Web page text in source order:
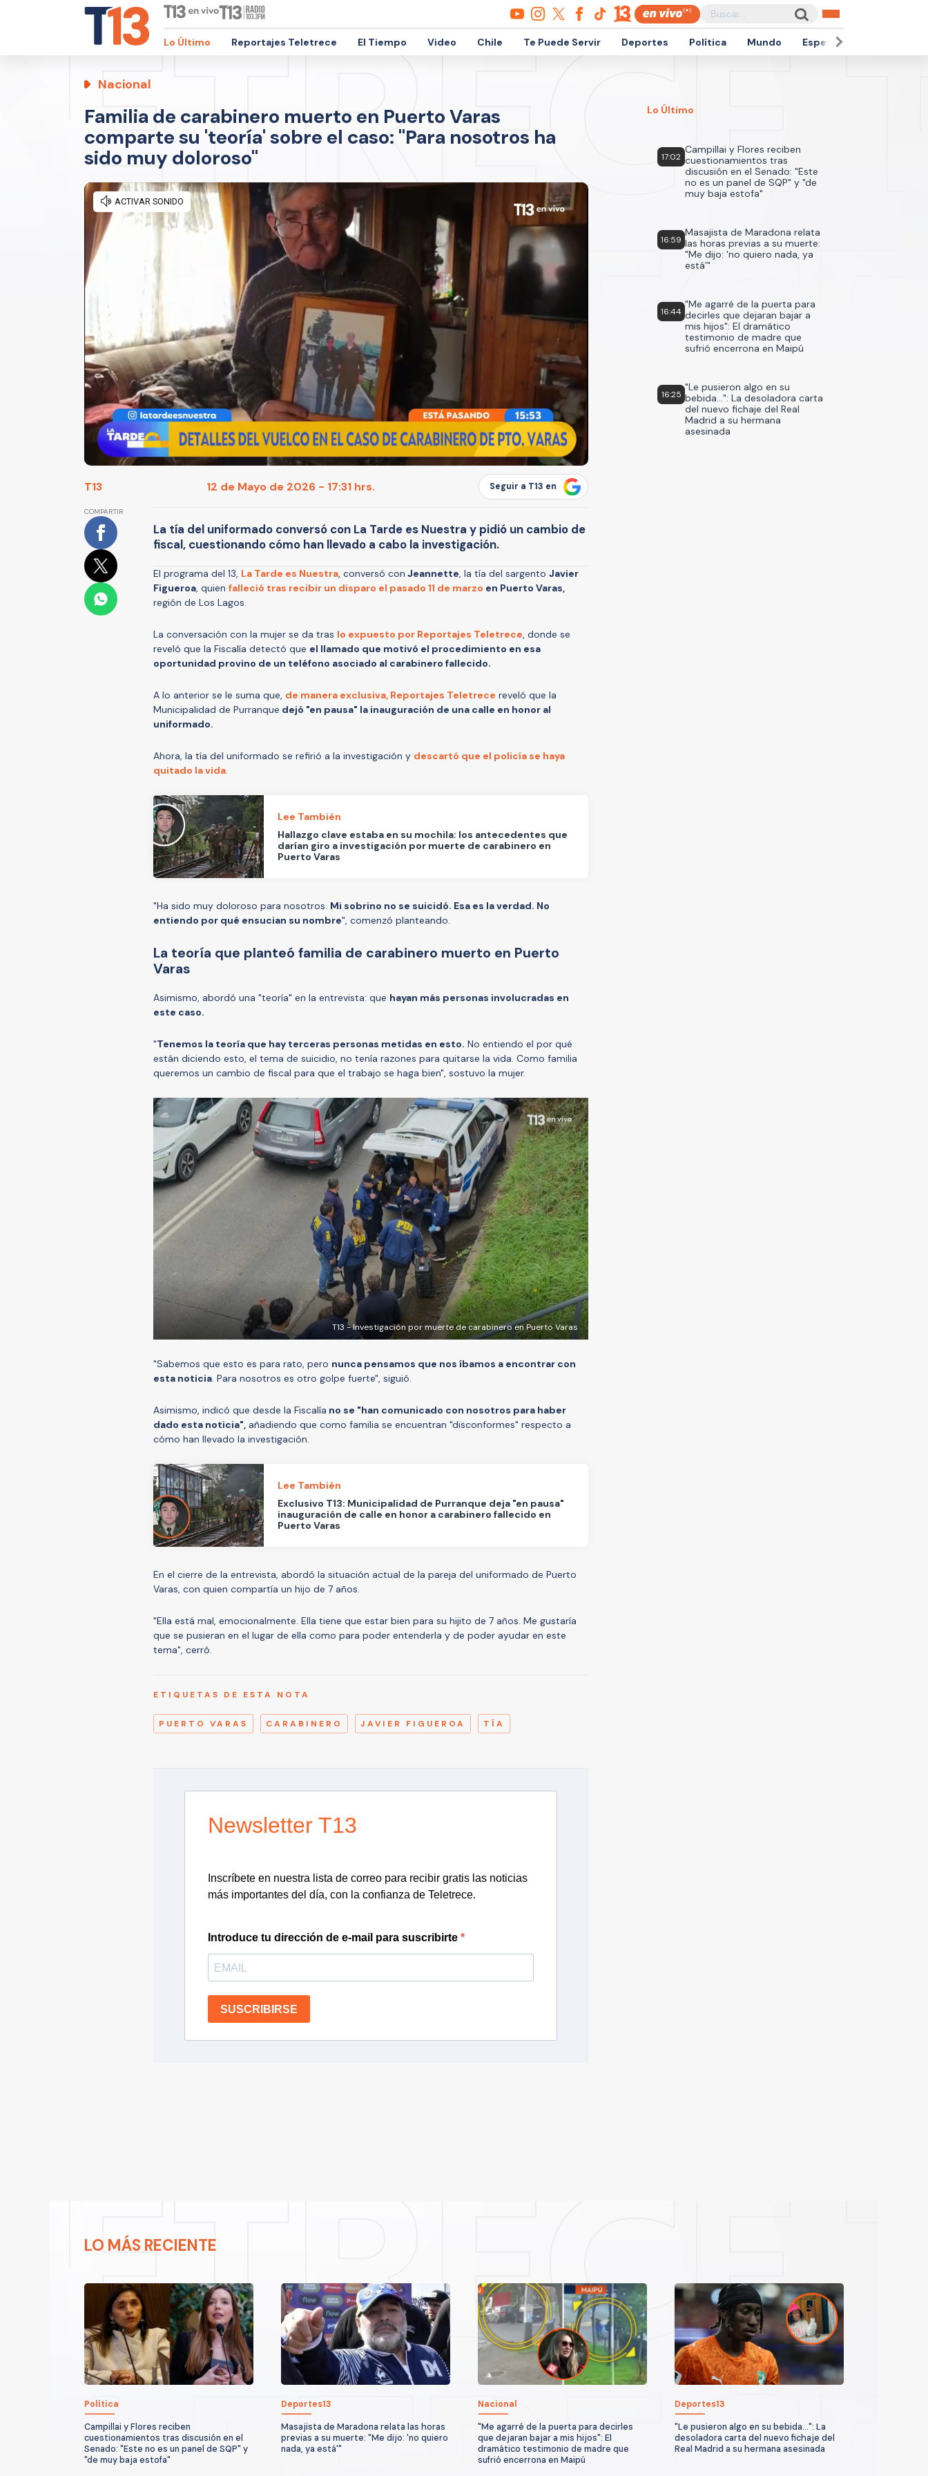
Lo Último Reportajes Teletrece El Tiempo Video Chile Te Puede Servir Deportes Política Mundo Espectáculos
Nacional
Familia de carabinero muerto en Puerto Varas
comparte su 'teoría' sobre el caso: "Para nosotros ha
sido muy doloroso"
T13 12 de Mayo de 2026 - 17:31 hrs. Seguir a T13 en
COMPARTIR
La tía del uniformado conversó con La Tarde es Nuestra y pidió un cambio de
fiscal, cuestionando cómo han llevado a cabo la investigación.
El programa del 13, La Tarde es Nuestra, conversó con Jeannette, la tía del sargento Javier
Figueroa, quien falleció tras recibir un disparo el pasado 11 de marzo en Puerto Varas,
región de Los Lagos.
La conversación con la mujer se da tras lo expuesto por Reportajes Teletrece, donde se
reveló que la Fiscalía detectó que el llamado que motivó el procedimiento en esa
oportunidad provino de un teléfono asociado al carabinero fallecido.
A lo anterior se le suma que, de manera exclusiva, Reportajes Teletrece reveló que la
Municipalidad de Purranque dejó "en pausa" la inauguración de una calle en honor al
uniformado.
Ahora, la tía del uniformado se refirió a la investigación y descartó que el policía se haya
quitado la vida.
Lee También
Hallazgo clave estaba en su mochila: los antecedentes que
darían giro a investigación por muerte de carabinero en
Puerto Varas
"Ha sido muy doloroso para nosotros. Mi sobrino no se suicidó. Esa es la verdad. No
entiendo por qué ensucian su nombre", comenzó planteando.
La teoría que planteó familia de carabinero muerto en Puerto
Varas
Asimismo, abordó una "teoría" en la entrevista: que hayan más personas involucradas en
este caso.
"Tenemos la teoría que hay terceras personas metidas en esto. No entiendo el por qué
están diciendo esto, el tema de suicidio, no tenía razones para quitarse la vida. Como familia
queremos un cambio de fiscal para que el trabajo se haga bien", sostuvo la mujer.
T13 - Investigación por muerte de carabinero en Puerto Varas
"Sabemos que esto es para rato, pero nunca pensamos que nos íbamos a encontrar con
esta noticia. Para nosotros es otro golpe fuerte", siguió.
Asimismo, indicó que desde la Fiscalía no se "han comunicado con nosotros para haber
dado esta noticia", añadiendo que como familia se encuentran "disconformes" respecto a
cómo han llevado la investigación.
Lee También
Exclusivo T13: Municipalidad de Purranque deja "en pausa"
inauguración de calle en honor a carabinero fallecido en
Puerto Varas
En el cierre de la entrevista, abordó la situación actual de la pareja del uniformado de Puerto
Varas, con quien compartía un hijo de 7 años.
"Ella está mal, emocionalmente. Ella tiene que estar bien para su hijito de 7 años. Me gustaría
que se pusieran en el lugar de ella como para poder entenderla y de poder ayudar en este
tema", cerró.
ETIQUETAS DE ESTA NOTA
PUERTO VARAS CARABINERO JAVIER FIGUEROA TÍA
Newsletter T13
Inscríbete en nuestra lista de correo para recibir gratis las noticias
más importantes del día, con la confianza de Teletrece.
Introduce tu dirección de e-mail para suscribirte
SUSCRIBIRSE
Lo Último
17:02
Campillai y Flores reciben
cuestionamientos tras
discusión en el Senado: "Este
no es un panel de SQP" y "de
muy baja estofa"
16:59
Masajista de Maradona relata
las horas previas a su muerte:
"Me dijo: 'no quiero nada, ya
está'"
16:44
"Me agarré de la puerta para
decirles que dejaran bajar a
mis hijos": El dramático
testimonio de madre que
sufrió encerrona en Maipú
16:25
"Le pusieron algo en su
bebida...": La desoladora carta
del nuevo fichaje del Real
Madrid a su hermana
asesinada
LO MÁS RECIENTE
Política
Campillai y Flores reciben
cuestionamientos tras discusión en el
Senado: "Este no es un panel de SQP" y
"de muy baja estofa"
Deportes13
Masajista de Maradona relata las horas
previas a su muerte: "Me dijo: 'no quiero
nada, ya está'"
Nacional
"Me agarré de la puerta para decirles
que dejaran bajar a mis hijos": El
dramático testimonio de madre que
sufrió encerrona en Maipú
Deportes13
"Le pusieron algo en su bebida...": La
desoladora carta del nuevo fichaje del
Real Madrid a su hermana asesinada